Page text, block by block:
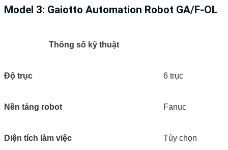
Model 3: Gaiotto Automation Robot GA/F-OL
Thông số kỹ thuật
Độ trục 6 trục
Nền tảng robot Fanuc
Diện tích làm việc Tùy chọn